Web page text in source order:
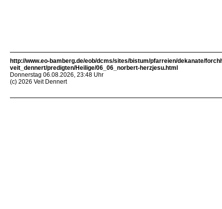
http://www.eo-bamberg.de/eob/dcms/sites/bistum/pfarreien/dekanate/
veit_dennert/predigten/Heilige/06_06_norbert-herzjesu.html
Donnerstag 06.08.2026, 23:48 Uhr
(c) 2026 Veit Dennert